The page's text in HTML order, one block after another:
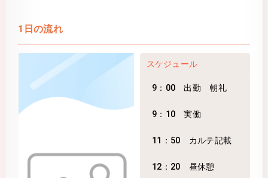
1日の流れ
スケジュール
9：00 出勤 朝礼
9：10 実働
11：50 カルテ記載
12：20 昼休憩